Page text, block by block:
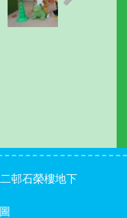
邨石榮樓地下